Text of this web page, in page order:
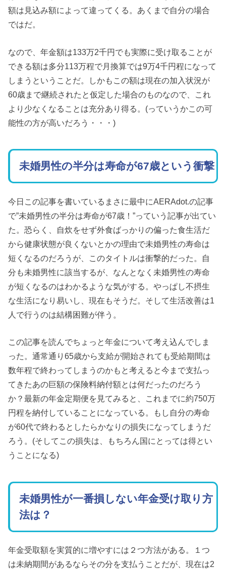
額は見込み額によって違ってくる。あくまで自分の場合
ではだ。
なので、年金額は133万2千円でも実際に受け取ることが
できる額は多分113万程で月換算では9万4千円程になって
しまうということだ。しかもこの額は現在の加入状況が
60歳まで継続されたと仮定した場合のものなので、これ
より少なくなることは充分あり得る。(っていうかこの可
能性の方が高いだろう・・・)
未婚男性の半分は寿命が67歳という衝撃
今日この記事を書いているまさに最中にAERAdot.の記事
で”未婚男性の半分は寿命が67歳！”っていう記事が出てい
た。恐らく、自炊をせず外食ばっかりの偏った食生活だ
から健康状態が良くないとかの理由で未婚男性の寿命は
短くなるのだろうが、このタイトルは衝撃的だった。自
分も未婚男性に該当するが、なんとなく未婚男性の寿命
が短くなるのはわかるような気がする。やっぱし不摂生
な生活になり易いし、現在もそうだ。そして生活改善は1
人で行うのは結構困難が伴う。
この記事を読んでちょっと年金について考え込んでしま
った。通常通り65歳から支給が開始されても受給期間は
数年程で終わってしまうのかもと考えると今まで支払っ
てきたあの巨額の保険料納付額とは何だったのだろう
か？最新の年金定期便を見てみると、これまでに約750万
円程を納付していることになっている。もし自分の寿命
が60代で終わるとしたらかなりの損失になってしまうだ
ろう。(そしてこの損失は、もちろん国にとっては得とい
うことになる)
未婚男性が一番損しない年金受け取り方
法は？
年金受取額を実質的に増やすには２つ方法がある。１つ
は未納期間があるならその分を支払うことだが、現在は2